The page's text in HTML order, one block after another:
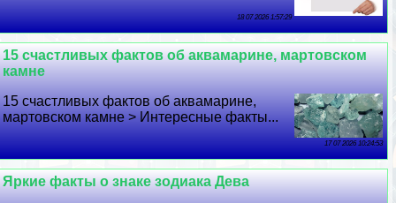
18 07 2026 1:57:29
15 счастливых фактов об аквамарине, мартовском
камне
15 счастливых фактов об аквамарине,
мартовском камне > Интересные факты...
17 07 2026 10:24:53
Яркие факты о знаке зодиака Дева